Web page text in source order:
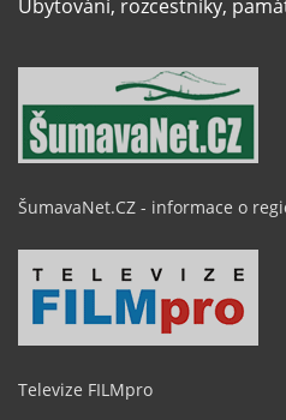
Ubytování, rozcestníky,
ŠumavaNet.CZ - informace o
Televize FILMpro